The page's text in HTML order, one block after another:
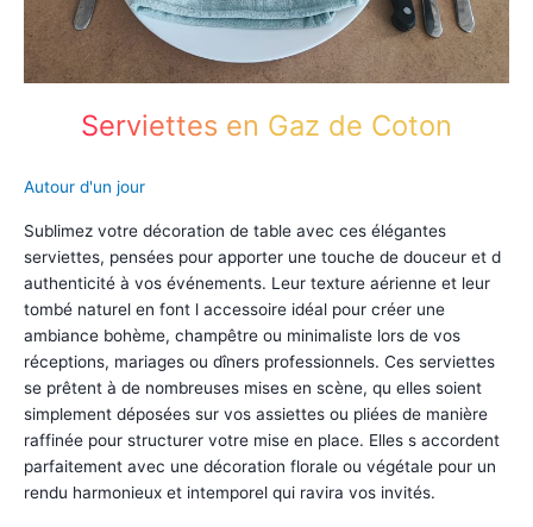
Serviettes en Gaz de Coton
Autour d'un jour
Sublimez votre décoration de table avec ces élégantes
serviettes, pensées pour apporter une touche de douceur et d
authenticité à vos événements. Leur texture aérienne et leur
tombé naturel en font l accessoire idéal pour créer une
ambiance bohème, champêtre ou minimaliste lors de vos
réceptions, mariages ou dîners professionnels. Ces serviettes
se prêtent à de nombreuses mises en scène, qu elles soient
simplement déposées sur vos assiettes ou pliées de manière
raffinée pour structurer votre mise en place. Elles s accordent
parfaitement avec une décoration florale ou végétale pour un
rendu harmonieux et intemporel qui ravira vos invités.